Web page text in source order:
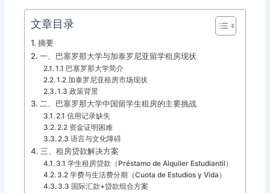
文章目录
摘要
一、巴塞罗那大学与加泰罗尼亚留学租房现状
1.1 巴塞罗那大学简介
1.2 加泰罗尼亚租房市场现状
1.3 政策背景
二、巴塞罗那大学中国留学生租房的主要挑战
2.1 信用记录缺失
2.2 资金证明困难
2.3 语言与文化障碍
三、租房贷款解决方案
3.1 学生租房贷款（Préstamo de Alquiler Estudiantil）
3.2 学费与生活费分期（Cuota de Estudios y Vida）
3.3 国际汇款+贷款组合方案